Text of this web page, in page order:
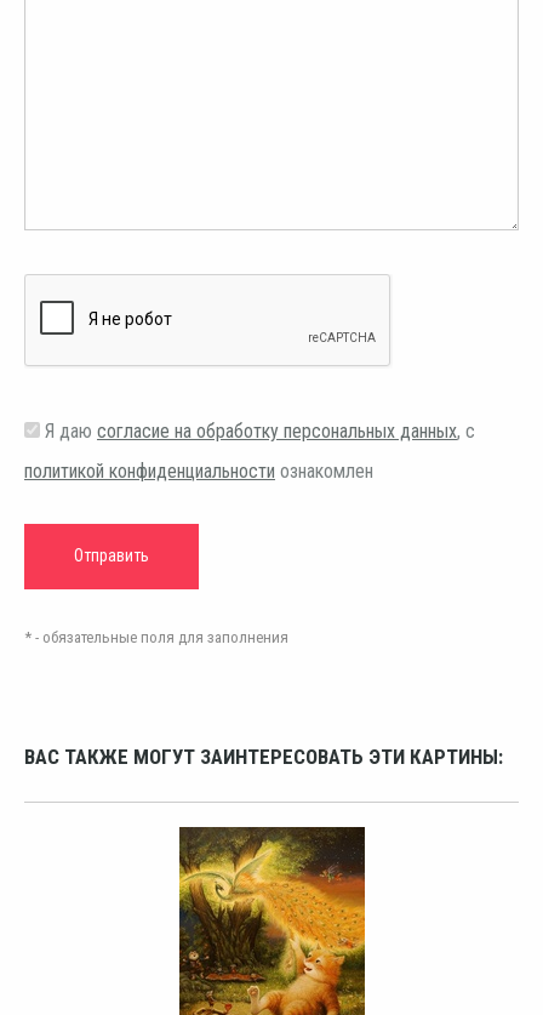
Я даю согласие на обработку персональных данных, с
политикой конфиденциальности ознакомлен
* - обязательные поля для заполнения
ВАС ТАКЖЕ МОГУТ ЗАИНТЕРЕСОВАТЬ ЭТИ КАРТИНЫ: